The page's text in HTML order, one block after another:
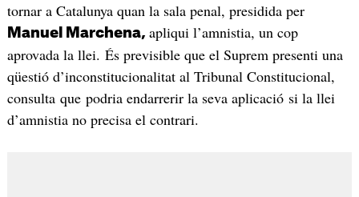
tornar a Catalunya quan la sala penal, presidida per
Manuel Marchena, apliqui l’amnistia, un cop
aprovada la llei. És previsible que el Suprem presenti una
qüestió d’inconstitucionalitat al Tribunal Constitucional,
consulta que podria endarrerir la seva aplicació si la llei
d’amnistia no precisa el contrari.